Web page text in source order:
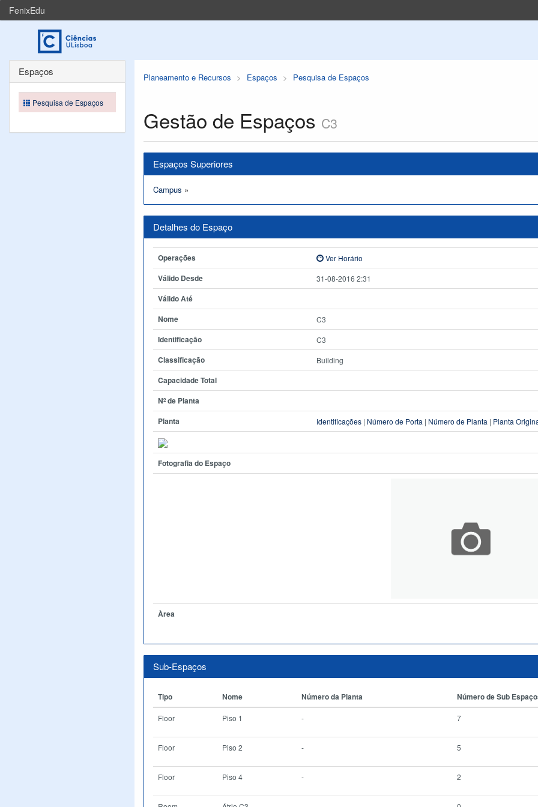
FenixEdu
Planeamento e Recursos Espaços Pesquisa de Espaços
Gestão de Espaços C3
Espaços Superiores
Campus »
Detalhes do Espaço
Operações Ver Horário
Válido Desde 31-08-2016 2:31
Válido Até
Nome
C3
Identificação C3
Classificação Building
Capacidade Total
Nº de Planta
Planta
Identificações | Número de Porta | Número de Planta | Planta
Fotografia do Espaço
Àrea
Sub-Espaços
Tipo Nome Número da Planta Número de Sub
Floor Piso 1 - 7
Floor Piso 2 - 5
Floor Piso 4 - 2
Espaços
Pesquisa de Espaços